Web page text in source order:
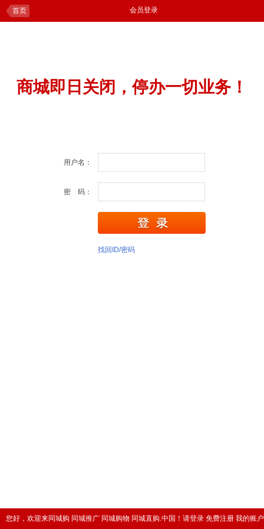
您好，欢迎来同城购 同城推广 同城购物 同城直购.中国！ 请登录 免费注册 我的账户
首页 会员登录
商城即日关闭，停办一切业务！
用户名：
密 码：
找回ID/密码